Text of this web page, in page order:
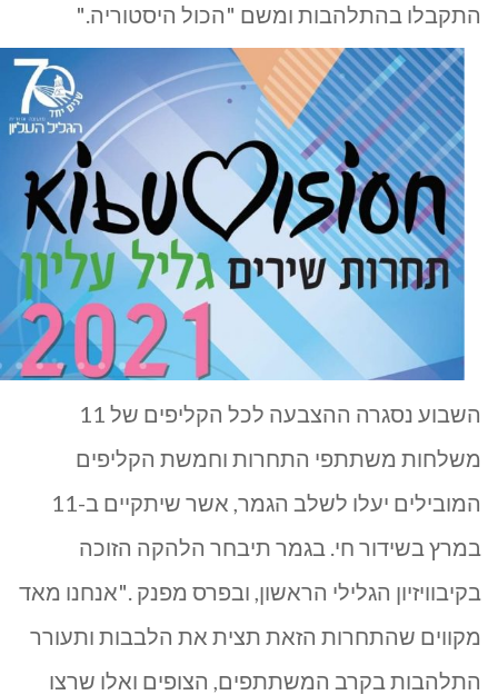
התקבלו בהתלהבות ומשם "הכול היסטוריה".
השבוע נסגרה ההצבעה לכל הקליפים של 11
משלחות משתתפי התחרות וחמשת הקליפים
המובילים יעלו לשלב הגמר, אשר שיתקיים ב-11
במרץ בשידור חי. בגמר תיבחר הלהקה הזוכה
בקיבוויזיון הגלילי הראשון, ובפרס מפנק .
"אנחנו מאד
מקווים שהתחרות הזאת תצית את הלבבות ותעורר
התלהבות בקרב המשתתפים, הצופים ואלו שרצו